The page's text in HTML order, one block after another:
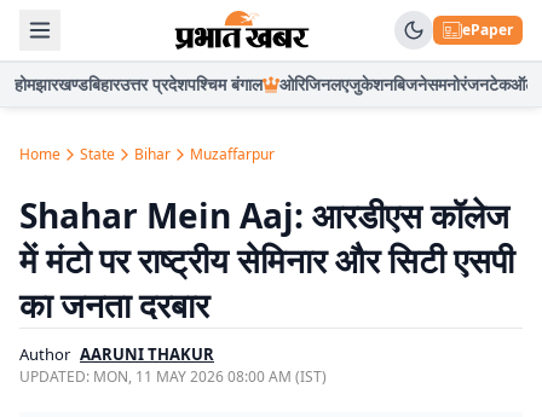
ePaper
होमझारखण्डबिहारउत्तर प्रदेशपश्चिम बंगाल ओरिजिनलएजुकेशनबिजनेसमनोरंजनटेकऑटो
Home State Bihar Muzaffarpur
Shahar Mein Aaj: आरडीएस कॉलेज
में मंटो पर राष्ट्रीय सेमिनार और सिटी एसपी
का जनता दरबार
Author AARUNI THAKUR
UPDATED: MON, 11 MAY 2026 08:00 AM (IST)